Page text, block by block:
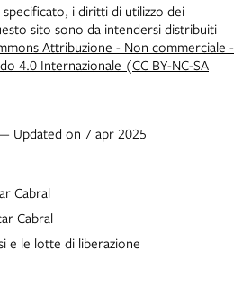
Cabral
Cabral
e le lotte di liberazione
i diritti di utilizzo dei
sito sono da intendersi distribuiti
Attribuzione - Non commerciale -
4.0 Internazionale (CC BY-NC-SA
Updated on 7 apr 2025